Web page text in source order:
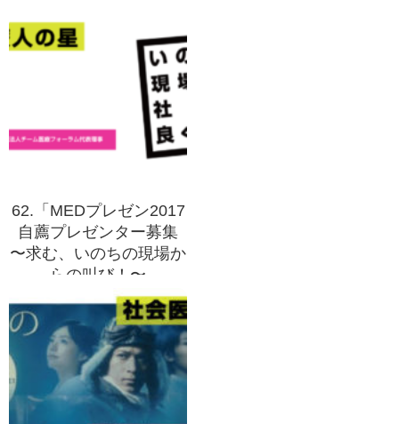
62.「MEDプレゼン2017
自薦プレゼンター募集
〜求む、いのちの現場か
らの叫び！〜